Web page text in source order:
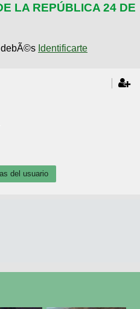
LA REPÚBLICA 24 DE
debÃ©s Identificarte
del usuario